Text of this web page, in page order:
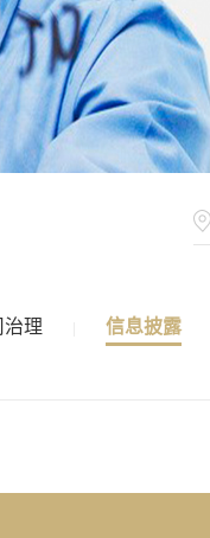
信息披露
治理